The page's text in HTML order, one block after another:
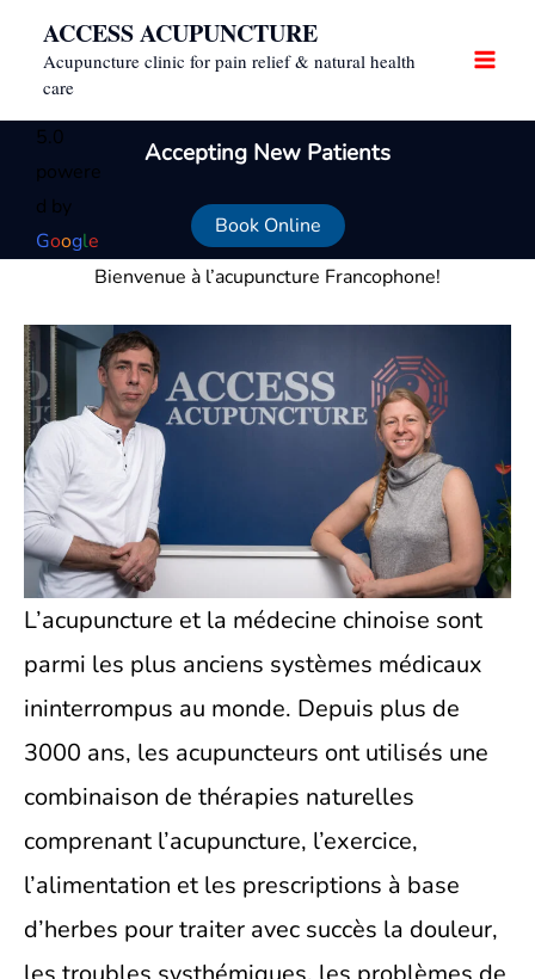
content
ACCESS ACUPUNCTURE
Acupuncture clinic for pain relief & natural health
care
5.0
powere
d by
Google
Accepting New Patients
Book Online
Bienvenue à l’acupuncture Francophone!
L’acupuncture et la médecine chinoise sont
parmi les plus anciens systèmes médicaux
ininterrompus au monde. Depuis plus de
3000 ans, les acupuncteurs ont utilisés une
combinaison de thérapies naturelles
comprenant l’acupuncture, l’exercice,
l’alimentation et les prescriptions à base
d’herbes pour traiter avec succès la douleur,